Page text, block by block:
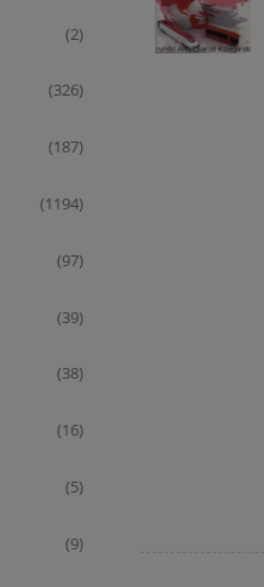
(2)
(326)
(187)
(1194)
(97)
(39)
(38)
(16)
(5)
(9)